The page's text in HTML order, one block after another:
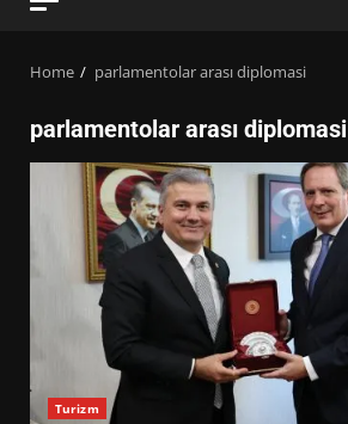
Home parlamentolar arası diplomasi
parlamentolar arası diplomasi
Turizm